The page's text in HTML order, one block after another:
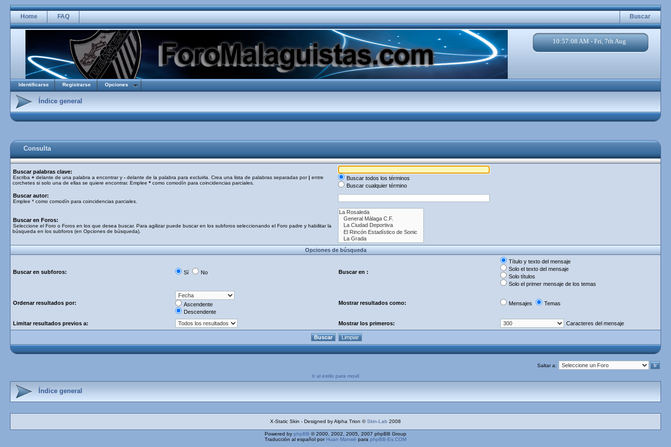
Home FAQ Buscar
10:57:08 AM - Fri, 7th Aug
Identificarse Registrarse Opciones
Índice general
Consulta
Buscar palabras clave:
Escriba + delante de una palabra a encontrar y - delante de la palabra para excluirla. Crea una lista de palabras separadas por| entre
corchetes si solo una de ellas se quiere encontrar. Emplee * como comodín para coincidencias parciales.
Buscar todos los términos
Buscar cualquier término
Buscar autor:
Emplee * como comodín para coincidencias parciales.
Buscar en Foros:
Seleccione el Foro o Foros en los que desea buscar. Para agilizar puede buscar en los subforos seleccionando el Foro padre y habilitar la
búsqueda en los subforos (en Opciones de búsqueda).
Opciones de búsqueda
Buscar en subforos: Sí No Buscar en :
Título y texto del mensaje
Solo el texto del mensaje
Solo títulos
Solo el primer mensaje de los temas
Ordenar resultados por:
Ascendente
Descendente
Mostrar resultados como: Mensajes Temas
Limitar resultados previos a: Mostrar los primeros: Caracteres del mensaje
Saltar a:
Ir al estilo para movil
Índice general
X-Static Skin - Designed by Alpha Trion ©Skin-Lab 2008
Powered by phpBB © 2000, 2002, 2005, 2007 phpBB Group
Traducción al español por Huan Manwë para phpBB-Es.COM